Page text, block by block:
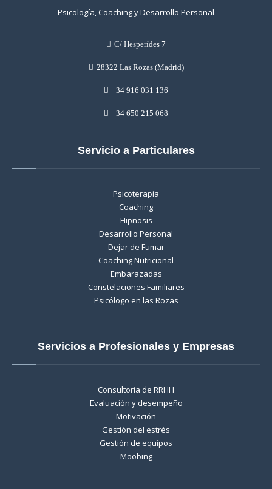
Psicología, Coaching y Desarrollo Personal
C/ Hesperídes 7
28322 Las Rozas (Madrid)
+34 916 031 136
+34 650 215 068
Servicio a Particulares
Psicoterapia
Coaching
Hipnosis
Desarrollo Personal
Dejar de Fumar
Coaching Nutricional
Embarazadas
Constelaciones Familiares
Psicólogo en las Rozas
Servicios a Profesionales y Empresas
Consultoria de RRHH
Evaluación y desempeño
Motivación
Gestión del estrés
Gestión de equipos
Moobing